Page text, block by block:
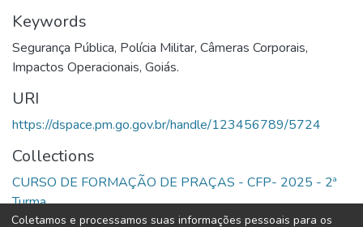
Keywords
Segurança Pública, Polícia Militar, Câmeras Corporais,
Impactos Operacionais, Goiás.
URI
https://dspace.pm.go.gov.br/handle/123456789/5724
Collections
CURSO DE FORMAÇÃO DE PRAÇAS - CFP- 2025 - 2ª
Turma
Coletamos e processamos suas informações pessoais para os